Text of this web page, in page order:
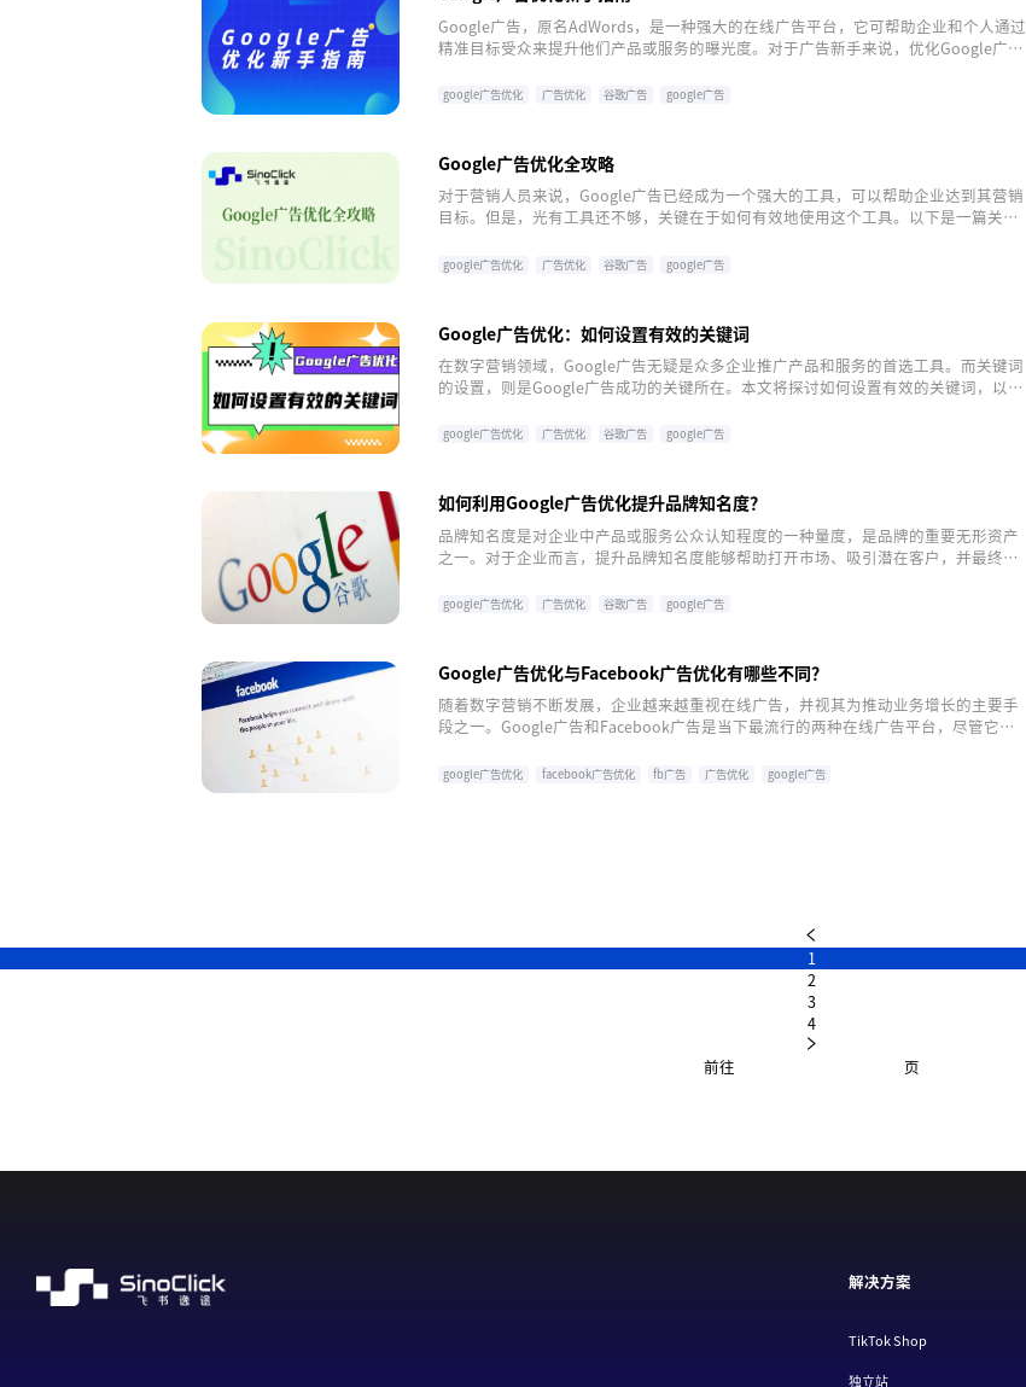
Google广告，原名AdWords，是一种强大的在线广告平台，它可帮助企业和个人通过
精准目标受众来提升他们产品或服务的曝光度。对于广告新手来说，优化Google广告
google广告优化 广告优化 谷歌广告 google广告
Google广告优化全攻略
对于营销人员来说，Google广告已经成为一个强大的工具，可以帮助企业达到其营销
目标。但是，光有工具还不够，关键在于如何有效地使用这个工具。以下是一篇关于
google广告优化 广告优化 谷歌广告 google广告
Google广告优化：如何设置有效的关键词
在数字营销领域，Google广告无疑是众多企业推广产品和服务的首选工具。而关键词
的设置，则是Google广告成功的关键所在。本文将探讨如何设置有效的关键词，以优
google广告优化 广告优化 谷歌广告 google广告
如何利用Google广告优化提升品牌知名度？
品牌知名度是对企业中产品或服务公众认知程度的一种量度，是品牌的重要无形资产
之一。对于企业而言，提升品牌知名度能够帮助打开市场、吸引潜在客户，并最终推
定位和广泛覆盖，为品牌知名度提升提供了独特的渠道。
google广告优化 广告优化 谷歌广告 google广告
Google广告优化与Facebook广告优化有哪些不同？
随着数字营销不断发展，企业越来越重视在线广告，并视其为推动业务增长的主要手
段之一。Google广告和Facebook广告是当下最流行的两种在线广告平台，尽管它们
google广告优化 facebook广告优化 fb广告 广告优化
google广告
1
2
3
4
前往
页
解决方案
TikTok Shop
独立站